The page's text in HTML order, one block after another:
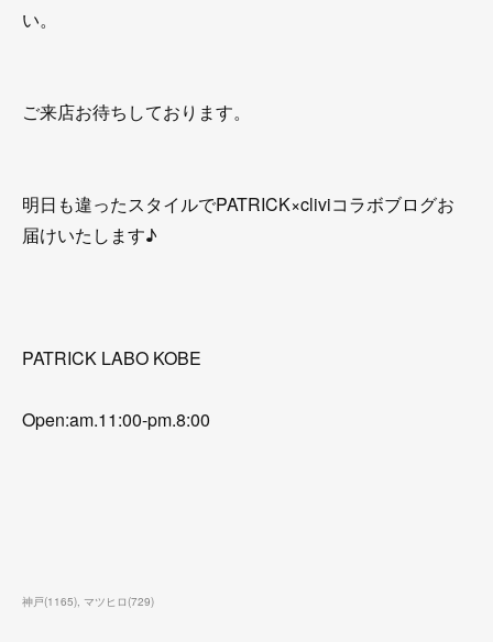
い。
ご来店お待ちしております。
明日も違ったスタイルでPATRICK×cliviコラボブログお
届けいたします♪
PATRICK LABO KOBE
Open:am.11:00-pm.8:00
神戸(1165) マツヒロ(729)